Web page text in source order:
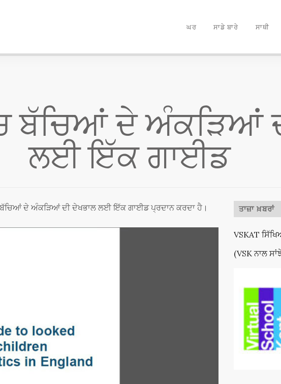
ਘਰ ਸਾਡੇ ਬਾਰੇ ਸਾਥੀ
ਬੱਚਿਆਂ ਦੇ ਅੰਕੜਿਆਂ
ਲਈ ਇੱਕ ਗਾਈਡ
ਦੇ ਅੰਕੜਿਆਂ ਦੀ ਦੇਖਭਾਲ ਲਈ ਇੱਕ ਗਾਈਡ ਪ੍ਰਦਾਨ ਕਰਦਾ ਹੈ। ਤਾਜ਼ਾ ਖ਼ਬਰਾਂ
VSKAT
(VSK ਨਾਲ